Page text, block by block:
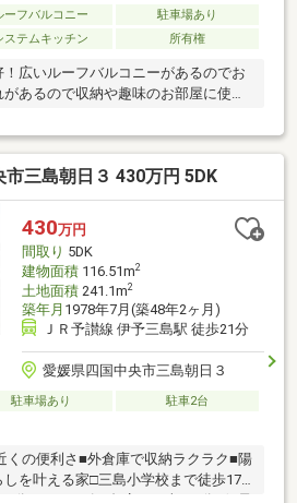
ーフバルコニー
駐車場あり
ステムキッチン 所有権
広いルーフバルコニーがあるのでお
あるので収納や趣味のお部屋に使用
三島朝日３ 430万円 5DK
430万円
間取り 5DK
建物面積116.51m2
土地面積241.1m2
築年月 1978年7月(築48年2ヶ月)
ＪＲ予讃線 伊予三島駅 徒歩21分
愛媛県四国中央市三島朝日３
駐車場あり
駐車2台
くの便利さ■外倉庫で収納ラクラク■陽
を叶える家□三島小学校まで徒歩17